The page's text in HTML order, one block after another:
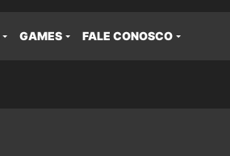
GAMES FALE CONOSCO